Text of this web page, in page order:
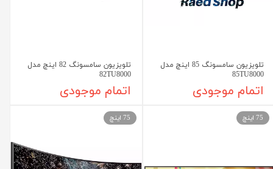
تلویزیون سامسونگ 85 اینچ مدل
85TU8000
اتمام موجودی
تلویزیون سامسونگ 82 اینچ مدل
82TU8000
اتمام موجودی
75 اینچ 75 اینچ